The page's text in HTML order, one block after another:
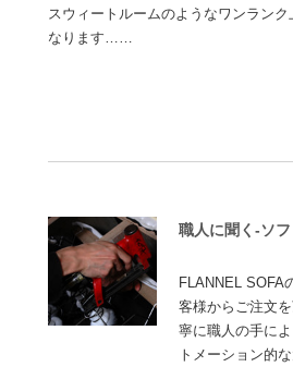
スウィートルームのようなワンラン
なります……
職人に聞く-ソ
FLANNEL SOFA
客様からご注文
寧に職人の手に
トメーション的